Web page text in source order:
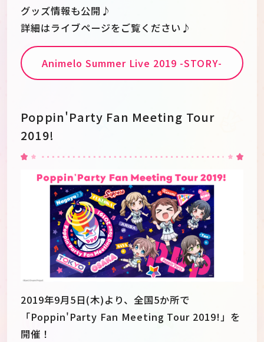
グッズ情報も公開♪
詳細はライブページをご覧ください♪
Animelo Summer Live 2019 -STORY-
Poppin'Party Fan Meeting Tour
2019!
2019年9月5日(木)より、全国5か所で
「Poppin'Party Fan Meeting Tour 2019!」を
開催！